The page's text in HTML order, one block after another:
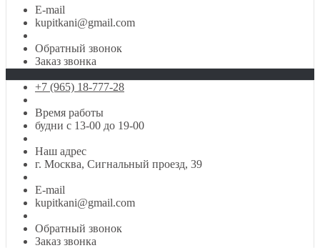
E-mail
kupitkani@gmail.com
Обратный звонок
Заказ звонка
+7 (965) 18-777-28
Время работы
будни с 13-00 до 19-00
Наш адрес
г. Москва, Сигнальный проезд, 39
E-mail
kupitkani@gmail.com
Обратный звонок
Заказ звонка